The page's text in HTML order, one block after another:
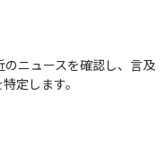
ニュースを確認し、言及
定します。